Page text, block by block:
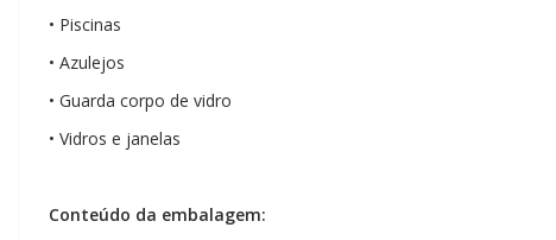
• Piscinas
• Azulejos
• Guarda corpo de vidro
• Vidros e janelas
Conteúdo da embalagem: